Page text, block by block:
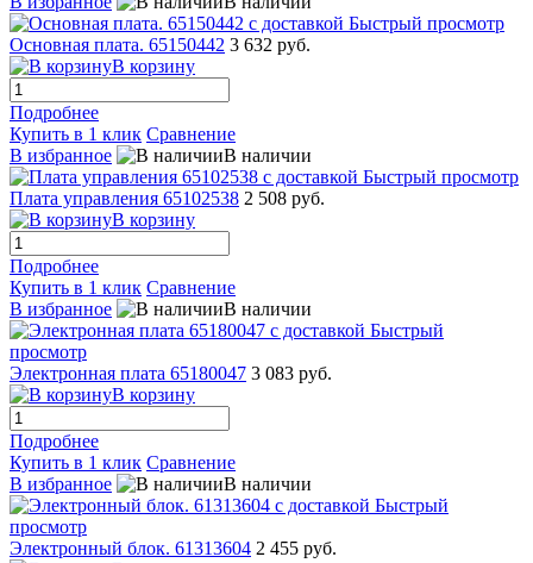
Быстрый просмотр
Основная плата. 65150442 3 632 руб.
В корзину
Подробнее
Купить в 1 клик Сравнение
В избранное
В наличии
Быстрый просмотр
Плата управления 65102538 2 508 руб.
В корзину
Подробнее
Купить в 1 клик Сравнение
В избранное
В наличии
Быстрый
просмотр
Электронная плата 65180047 3 083 руб.
В корзину
Подробнее
Купить в 1 клик Сравнение
В избранное
В наличии
Быстрый
просмотр
Электронный блок. 61313604 2 455 руб.